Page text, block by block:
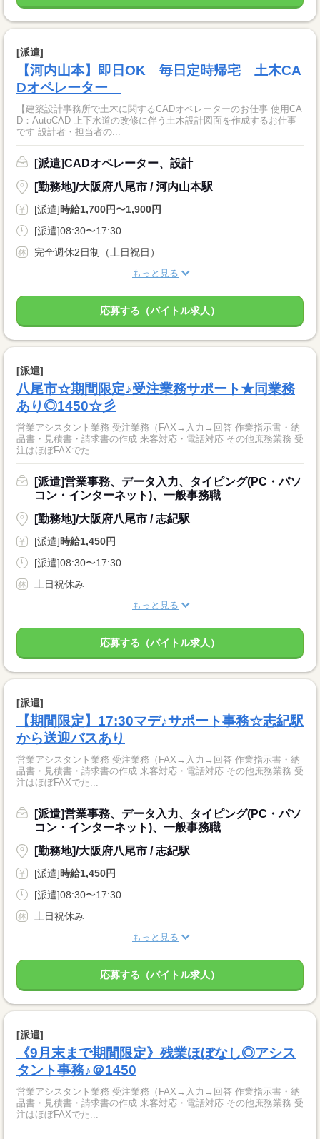
[派遣]
【河内山本】即日OK 毎日定時帰宅 土木CA
Dオペレーター
【建築設計事務所で土木に関するCADオペレーターのお仕事 使用CA
D：AutoCAD 上下水道の改修に伴う土木設計図面を作成するお仕事
です 設計者・担当者の...
[派遣]CADオペレーター、設計
[勤務地]/大阪府八尾市 / 河内山本駅
[派遣]時給1,700円〜1,900円
[派遣]08:30〜17:30
完全週休2日制（土日祝日）
もっと見る
応募する（バイトル求人）
[派遣]
八尾市☆期間限定♪受注業務サポート★同業務
あり◎1450☆彡
営業アシスタント業務 受注業務（FAX→入力→回答 作業指示書・納
品書・見積書・請求書の作成 来客対応・電話対応 その他庶務業務 受
注はほぼFAXでた...
[派遣]営業事務、データ入力、タイピング(PC・パソ
コン・インターネット)、一般事務職
[勤務地]/大阪府八尾市 / 志紀駅
[派遣]時給1,450円
[派遣]08:30〜17:30
土日祝休み
もっと見る
応募する（バイトル求人）
[派遣]
【期間限定】17:30マデ♪サポート事務☆志紀駅
から送迎バスあり
営業アシスタント業務 受注業務（FAX→入力→回答 作業指示書・納
品書・見積書・請求書の作成 来客対応・電話対応 その他庶務業務 受
注はほぼFAXでた...
[派遣]営業事務、データ入力、タイピング(PC・パソ
コン・インターネット)、一般事務職
[勤務地]/大阪府八尾市 / 志紀駅
[派遣]時給1,450円
[派遣]08:30〜17:30
土日祝休み
もっと見る
応募する（バイトル求人）
[派遣]
《9月末まで期間限定》残業ほぼなし◎アシス
タント事務♪＠1450
営業アシスタント業務 受注業務（FAX→入力→回答 作業指示書・納
品書・見積書・請求書の作成 来客対応・電話対応 その他庶務業務 受
注はほぼFAXでた...